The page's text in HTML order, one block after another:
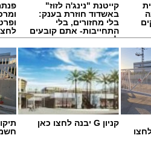
שטרם נחשף? צילומים מאירוע
קייטנת "נינג'ה לזוז"
באשדוד חוזרת בענק:
בלי מחזורים, בלי
התחייבות- אתם קובעים
לכמה ואיזה ימים
להירשם!
קניון G יבנה לחצו כאן